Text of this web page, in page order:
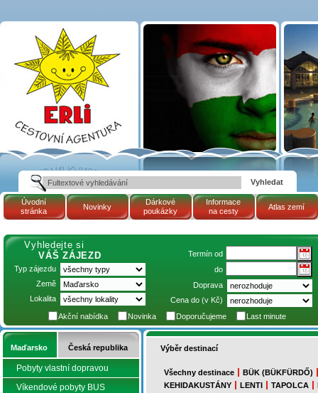
Tématické zájezdy
KEHIDAKUSTÁNY |
Maďarsko | Cestovní
kancelář ERLI zájezdy
Maďarsko, dovolená v
Maďarsku, pobyty,
termály
Úvodní
stránka
Novinky
Dárkové
poukázky
Informace
na cesty
Atlas zemí
Vyhledejte si
VÁŠ ZÁJEZD
Typ zájezdu
Země
Lokalita
Termín od
do
Doprava
Cena do (v Kč)
Akční nabídka
Novinka Doporučujeme Last minute
Maďarsko Česká republika
Pobyty vlastní dopravou
Víkendové pobyty BUS
Výběr destinací
Všechny destinace
BÜK (BÜKFÜRDŐ)
KEHIDAKUSTÁNY
LENTI TAPOLCA